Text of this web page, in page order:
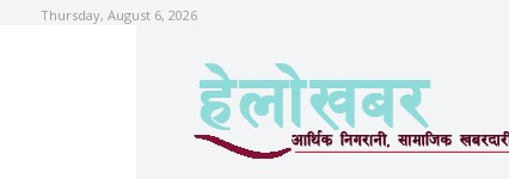
Thursday, August 6, 2026